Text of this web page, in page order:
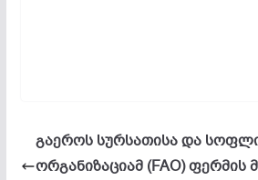
გაეროს სურსათისა და
ორგანიზაციამ (FAO) ფერმის